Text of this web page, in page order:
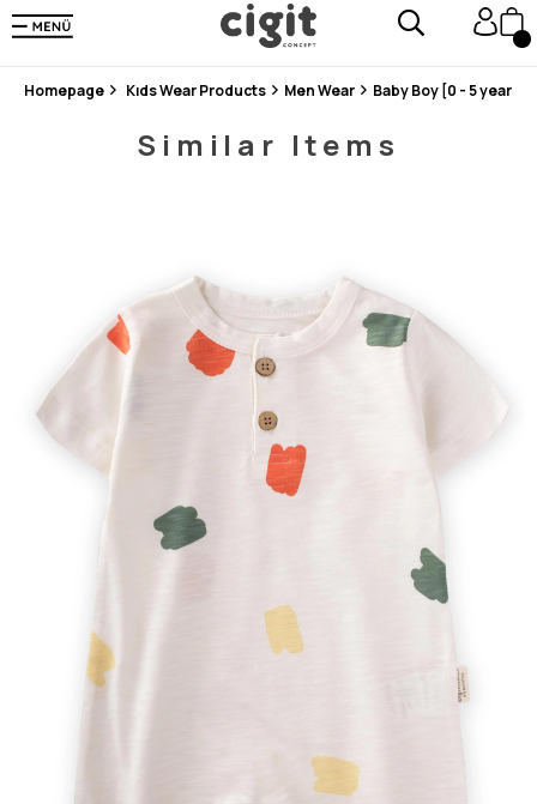
En Uygun Fiyat Garantisi !
300₺ ve Üzeri Alışverişlerde Kargo Ücretsiz !
Homepage Kıds Wear Products Men Wear Baby Boy [0 - 5 years]
Similar Items